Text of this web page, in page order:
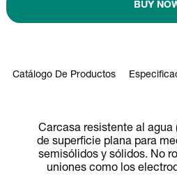
BUY
Catálogo De Productos
Carcasa resistente al agua
de superficie plana para
semisólidos y sólidos. No
uniones como los